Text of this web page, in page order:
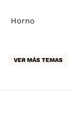
Horno
VER MÁS TEMAS